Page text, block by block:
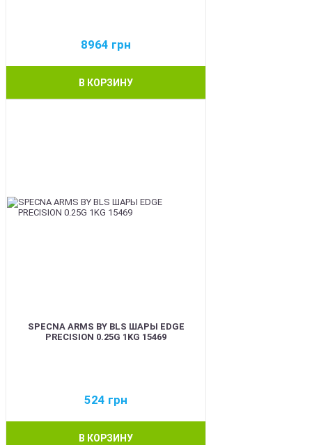
8964 грн
В КОРЗИНУ
SPECNA ARMS BY BLS ШАРЫ EDGE
PRECISION 0.25G 1KG 15469
524 грн
В КОРЗИНУ